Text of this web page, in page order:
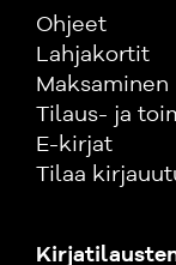
Ohjeet
Lahjakortit
Maksaminen
Tilaus- ja
E-kirjat
Tilaa